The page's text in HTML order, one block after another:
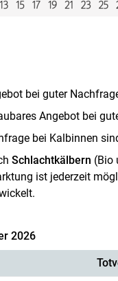
bei guter
Angebot bei
bei Kalbinnen
Schlachtkälbern (Bio
ist jederzeit
2026